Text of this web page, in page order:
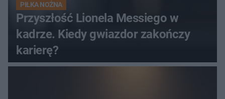
PIŁKA NOŻNA
Przyszłość Lionela Messiego w
kadrze. Kiedy gwiazdor zakończy
karierę?